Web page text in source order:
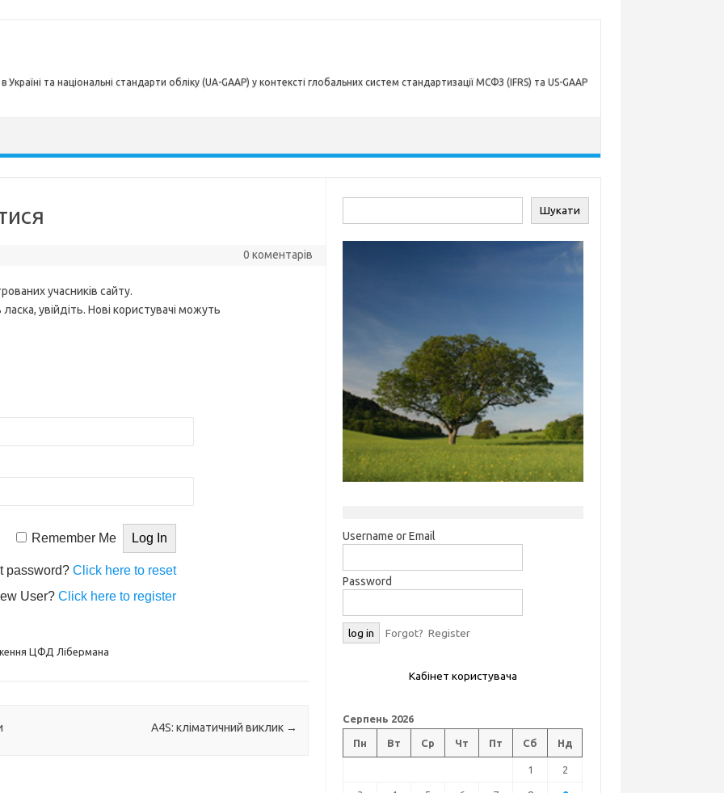
та національні стандарти обліку (UA-GAAP) у контексті глобальних систем стандартизації МСФЗ (IFRS) та US-GAAP
0 коментарів
учасників сайту.
увійдіть. Нові користувачі можуть
Remember Me
password? Click here to reset
User? Click here to register
ЦФД Лібермана
A4S: кліматичний виклик →
Шукати
Username or Email
Password
Forgot? Register
Кабінет користувача
Серпень 2026
Пн Вт Ср Чт Пт Сб Нд
1 2